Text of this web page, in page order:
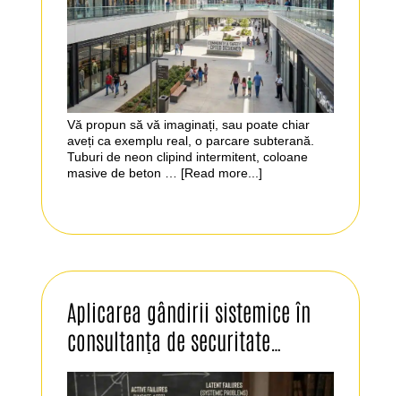
Vă propun să vă imaginați, sau poate chiar
aveți ca exemplu real, o parcare subterană.
Tuburi de neon clipind intermitent, coloane
masive de beton … [Read more...]
Aplicarea gândirii sistemice în
consultanța de securitate…